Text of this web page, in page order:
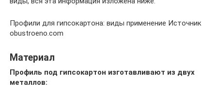
Профили для гипсокартона: виды применение Источник
obustroeno.com
Материал
Профиль под гипсокартон изготавливают из двух
металлов: